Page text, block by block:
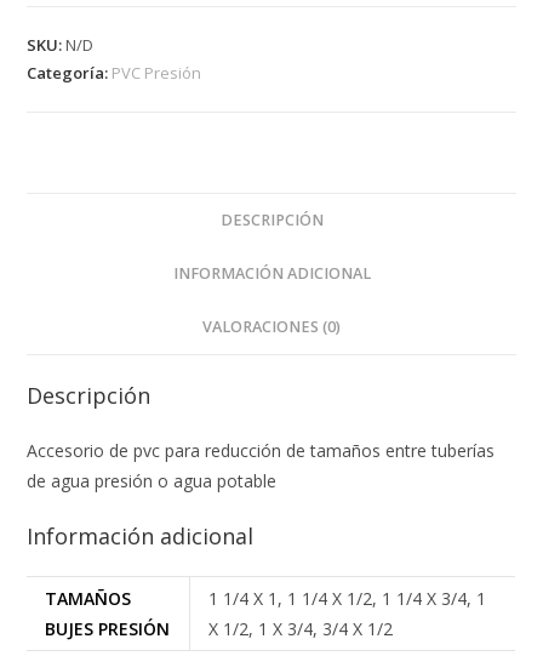
SKU:N/D
Categoría: PVC Presión
DESCRIPCIÓN
INFORMACIÓN ADICIONAL
VALORACIONES (0)
Descripción
Accesorio de pvc para reducción de tamaños entre tuberías
de agua presión o agua potable
Información adicional
TAMAÑOS
BUJES PRESIÓN
1 1/4 X 1, 1 1/4 X 1/2, 1 1/4 X 3/4, 1
X 1/2, 1 X 3/4, 3/4 X 1/2